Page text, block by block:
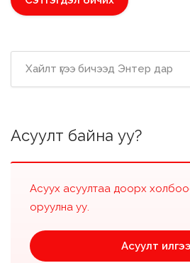
Асуулт байна уу?
Асуух асуултаа доорх
оруулна уу.
Асуулт